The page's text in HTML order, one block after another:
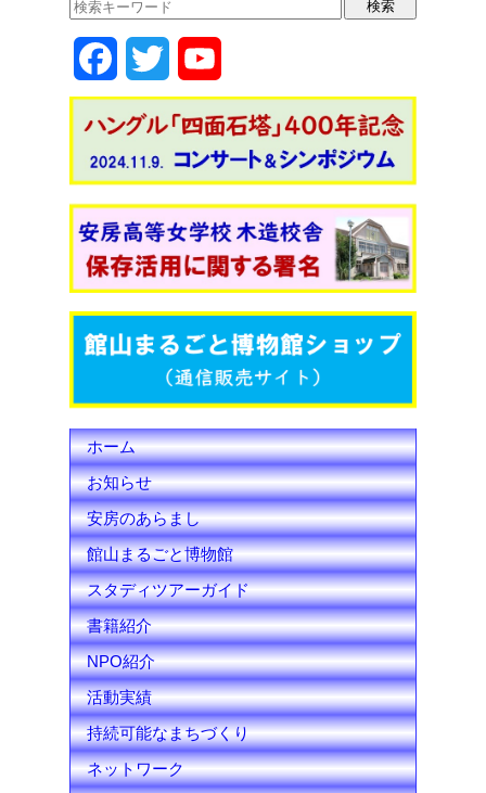
a
e
b
o
o
w
t
t
e
r
o
T
u
b
e
C
h
a
n
n
e
l
ホーム
お知らせ
安房のあらまし
館山まるごと博物館
スタディツアーガイド
書籍紹介
NPO紹介
活動実績
持続可能なまちづくり
ネットワーク